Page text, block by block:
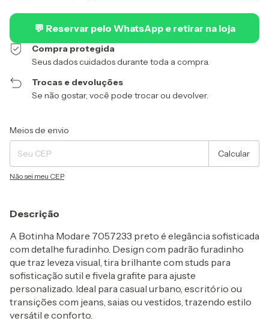
💬 Reservar pelo WhatsApp e retirar na loja
Compra protegida
Seus dados cuidados durante toda a compra.
Trocas e devoluções
Se não gostar, você pode trocar ou devolver.
Entregas para o CEP:
Meios de envio
Calcular
Não sei meu CEP
Descrição
A Botinha Modare 7057233 preto é elegância sofisticada
com detalhe furadinho. Design com padrão furadinho
que traz leveza visual, tira brilhante com studs para
sofisticação sutil e fivela grafite para ajuste
personalizado. Ideal para casual urbano, escritório ou
transições com jeans, saias ou vestidos, trazendo estilo
versátil e conforto.